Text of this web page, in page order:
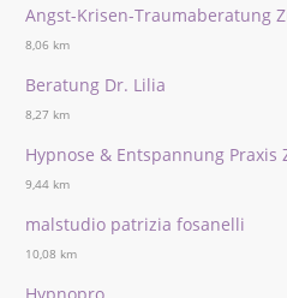
Angst-Krisen-Traumaberatung
8,06 km
Beratung Dr. Lilia
8,27 km
Hypnose & Entspannung Praxis
9,44 km
malstudio patrizia fosanelli
10,08 km